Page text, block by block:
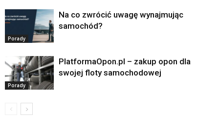
Porady
Na co zwrócić uwagę wynajmując
samochód?
Porady
PlatformaOpon.pl – zakup opon dla
swojej floty samochodowej